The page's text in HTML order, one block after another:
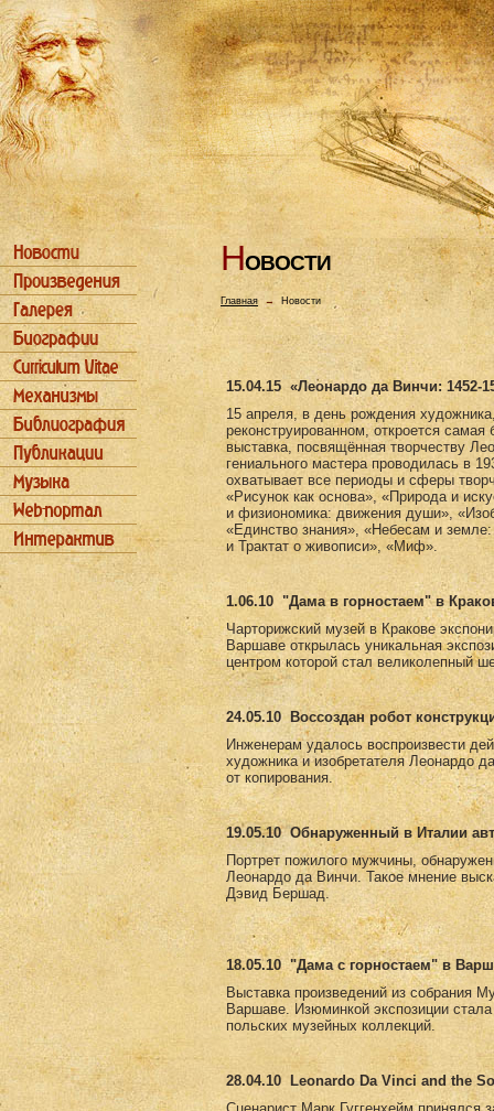
НОВОСТИ
Главная→ Новости
15.04.15 «Леонардо да Винчи: 1452-
15 апреля, в день рождения
реконструированном, откроется
выставка, посвящённая творчеству
гениального мастера проводилась в
охватывает все периоды и сферы
«Рисунок как основа», «Природа и
и физиономика: движения души»,
«Единство знания», «Небесам и
и Трактат о живописи», «Миф».
1.06.10 "Дама в горностаем" в
Чарторижский музей в Кракове
Варшаве открылась уникальная
центром которой стал великолепный
24.05.10
Воссоздан робот
Инженерам удалось воспроизвести
художника и изобретателя Леонардо
от копирования.
19.05.10 Обнаруженный в Италии
Портрет пожилого мужчины,
Леонардо да Винчи. Такое мнение
Дэвид Бершад.
18.05.10 "Дама с горностаем" в
Выставка произведений из собрания
Варшаве. Изюминкой экспозиции
польских музейных коллекций.
28.04.10
Leonardo Da Vinci and the